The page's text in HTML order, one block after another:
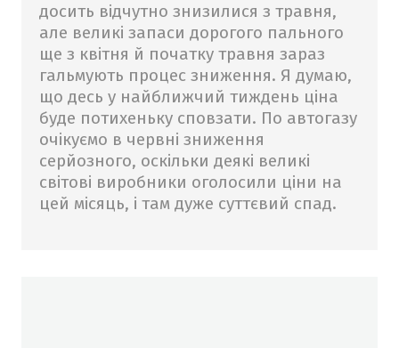
досить відчутно знизилися з травня,
але великі запаси дорогого пального
ще з квітня й початку травня зараз
гальмують процес зниження. Я думаю,
що десь у найближчий тиждень ціна
буде потихеньку сповзати. По автогазу
очікуємо в червні зниження
серйозного, оскільки деякі великі
світові виробники оголосили ціни на
цей місяць, і там дуже суттєвий спад.